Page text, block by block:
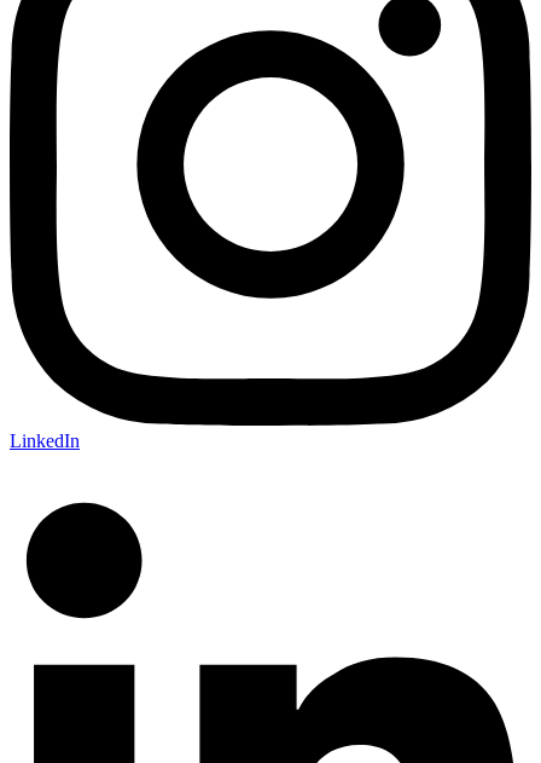
LinkedIn